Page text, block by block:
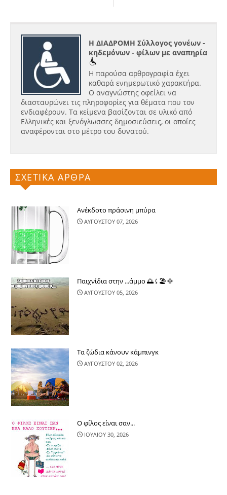
Η ΔΙΑΔΡΟΜΗ Σύλλογος γονέων -
κηδεμόνων - φίλων με αναπηρία
Η παρούσα αρθρογραφία έχει
καθαρά ενημερωτικό χαρακτήρα.
Ο αναγνώστης οφείλει να
διασταυρώνει τις πληροφορίες για θέματα που τον
ενδιαφέρουν. Τα κείμενα βασίζονται σε υλικό από
Ελληνικές και ξενόγλωσσες δημοσιεύσεις, οι οποίες
αναφέρονται στο μέτρο του δυνατού.
ΣΧΕΤΙΚΑ ΑΡΘΡΑ
Ανέκδοτο πράσινη μπύρα
ΑΥΓΟΥΣΤΟΥ 07, 2026
Παιχνίδια στην ...άμμο 🌅⤹🏖🌞
ΑΥΓΟΥΣΤΟΥ 05, 2026
Τα ζώδια κάνουν κάμπινγκ
ΑΥΓΟΥΣΤΟΥ 02, 2026
Ο φίλος είναι σαν...
ΙΟΥΛΙΟΥ 30, 2026